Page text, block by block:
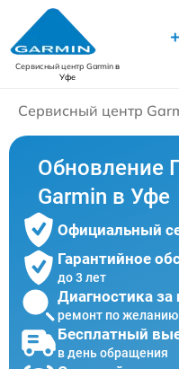
Сервисный центр Garminв
Уфе
Сервисный центр
Обновление
Garmin в Уфе
Официальный
Гарантийное
до 3 лет
Диагностика за
ремонт по желанию
Бесплатный
в день обращения